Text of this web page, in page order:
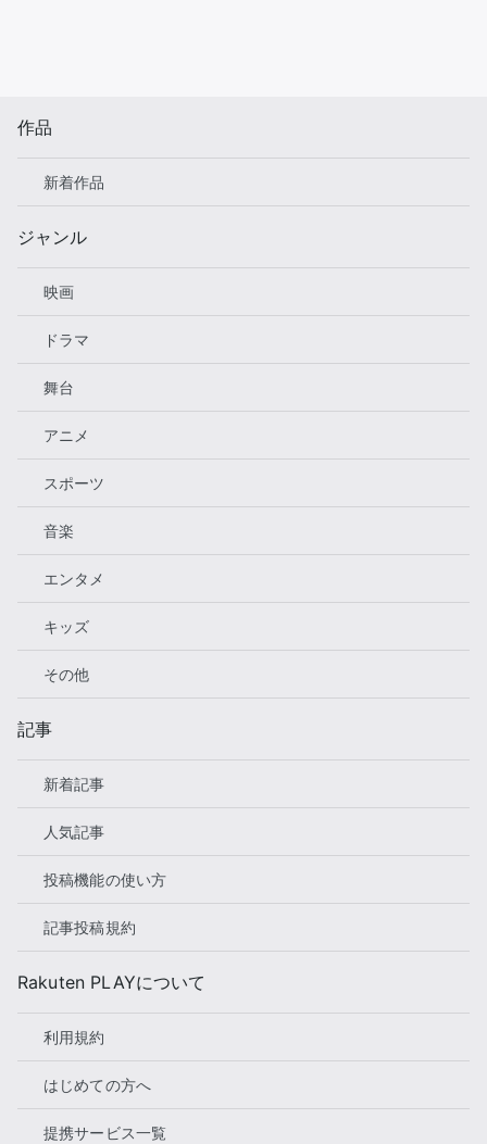
作品
新着作品
ジャンル
映画
ドラマ
舞台
アニメ
スポーツ
音楽
エンタメ
キッズ
その他
記事
新着記事
人気記事
投稿機能の使い方
記事投稿規約
Rakuten PLAYについて
利用規約
はじめての方へ
提携サービス一覧